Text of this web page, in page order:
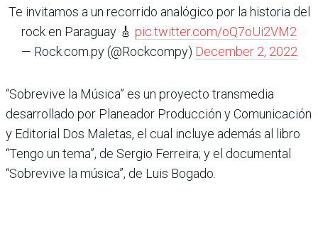
Te invitamos a un recorrido analógico por la historia del
rock en Paraguay 🎸 pic.twitter.com/oQ7oUi2VM2
— Rock.com.py (@Rockcompy) December 2, 2022
“Sobrevive la Música” es un proyecto transmedia
desarrollado por Planeador Producción y Comunicación
y Editorial Dos Maletas, el cual incluye además al libro
“Tengo un tema”, de Sergio Ferreira; y el documental
“Sobrevive la música”, de Luis Bogado.